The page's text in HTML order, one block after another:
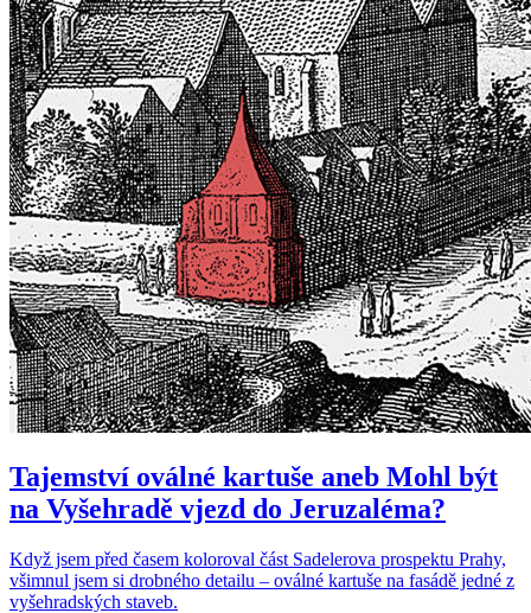
Tajemství oválné kartuše aneb Mohl být
na Vyšehradě vjezd do Jeruzaléma?
Když jsem před časem koloroval část Sadelerova prospektu Prahy,
všimnul jsem si drobného detailu – oválné kartuše na fasádě jedné z
vyšehradských staveb.